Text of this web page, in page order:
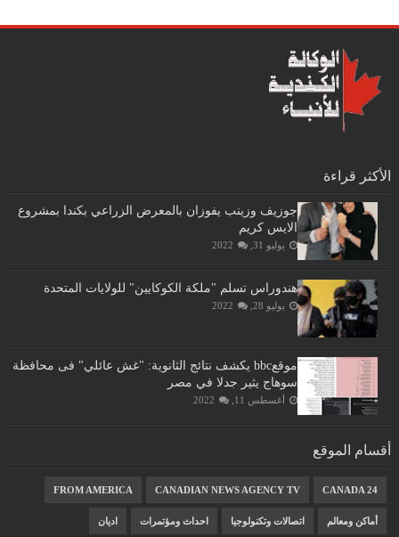
الأكثر قراءة
جوزيف وزينب يفوزان بالمعرض الزراعي بكندا بمشروع
الايس كريم
يوليو 31, 2022
هندوراس تسلم "ملكة الكوكايين" للولايات المتحدة
يوليو 28, 2022
موقعbbc يكشف نتائج الثانوية: "غش عائلي" فى محافظة
سوهاج يثير جدلا في مصر
أغسطس 11, 2022
أقسام الموقع
CANADA 24
CANADIAN NEWS AGENCY TV
FROM AMERICA
أماكن ومعالم اتصالات وتكنولوجيا احداث ومؤتمرات اديان